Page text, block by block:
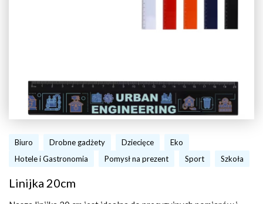
Biuro Drobne gadżety Dziecięce
Eko
Hotele i Gastronomia
Pomysł na prezent Sport Szkoła
Linijka 20cm